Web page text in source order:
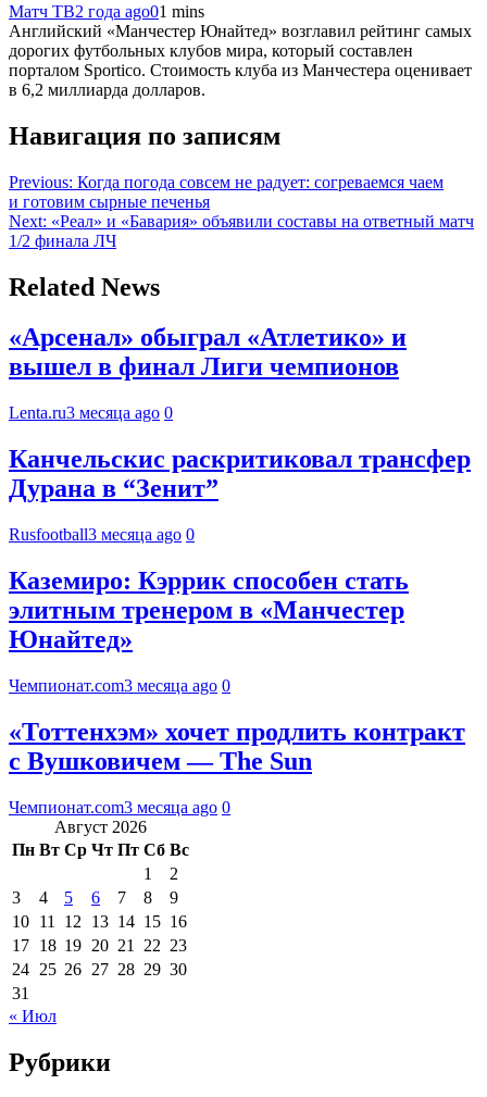
Матч ТВ2 года ago01 mins
Английский «Манчестер Юнайтед» возглавил рейтинг самых
дорогих футбольных клубов мира, который составлен
порталом Sportico. Стоимость клуба из Манчестера оценивает
в 6,2 миллиарда долларов.
Навигация по записям
Previous: Когда погода совсем не радует: согреваемся чаем
и готовим сырные печенья
Next: «Реал» и «Бавария» объявили составы на ответный матч
1/2 финала ЛЧ
Related News
«Арсенал» обыграл «Атлетико» и
вышел в финал Лиги чемпионов
Lenta.ru3 месяца ago 0
Канчельскис раскритиковал трансфер
Дурана в “Зенит”
Rusfootball3 месяца ago 0
Каземиро: Кэррик способен стать
элитным тренером в «Манчестер
Юнайтед»
Чемпионат.com3 месяца ago 0
«Тоттенхэм» хочет продлить контракт
с Вушковичем — The Sun
Чемпионат.com3 месяца ago 0
Август 2026
Пн Вт Ср Чт Пт Сб Вс
1
2
3
4 5 6 7 8
9
10 11 12 13 14 15 16
17 18 19 20 21 22 23
24 25 26 27 28 29 30
31
« Июл
Рубрики